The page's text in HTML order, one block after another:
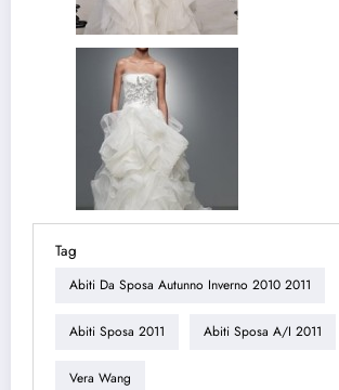
Tag
Abiti Da Sposa Autunno Inverno 2010 2011
Abiti Sposa 2011 Abiti Sposa A/i 2011
Vera Wang